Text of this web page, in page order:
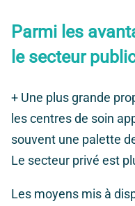
Parmi les
le secteur
+ Une plus grande
les centres de soin
souvent une palette
Le secteur privé est
Les moyens mis à